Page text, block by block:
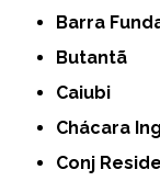
Barra
Butantã
Caiubi
Chácara
Conj